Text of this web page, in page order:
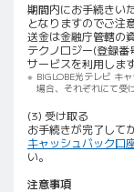
期間内にお手続きい
となりますのでご注
送金は金融庁管轄の
テクノロジー(登録
サービスを利用します
BIGLOBE光テレビ キ
場合、それぞれにて受
(3) 受け取る
お手続きが完了して
キャッシュバック口
い。
注意事項